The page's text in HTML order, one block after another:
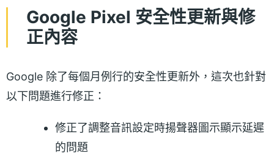
Google Pixel 安全性更新與修
正內容
Google 除了每個月例行的安全性更新外，這次也針對
以下問題進行修正：
修正了調整音訊設定時揚聲器圖示顯示延遲
的問題